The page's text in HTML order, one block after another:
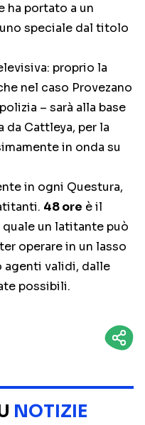
ha portato a un
speciale dal titolo
proprio la
nel caso Provezano
– sarà alla base
Cattleya, per la
in onda su
in ogni Questura,
48 ore è il
un latitante può
operare in un lasso
agenti validi, dalle
possibili.
NOTIZIE